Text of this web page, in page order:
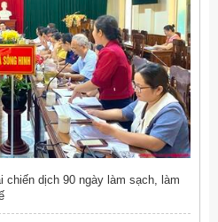
chiến dịch 90 ngày làm sạch, làm